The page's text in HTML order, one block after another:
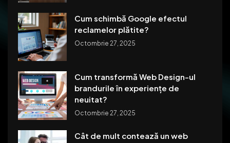
Cum schimbă Google efectul
reclamelor plătite?
Octombrie 27, 2025
Cum transformă Web Design-ul
brandurile în experiențe de
neuitat?
Octombrie 27, 2025
Cât de mult contează un web